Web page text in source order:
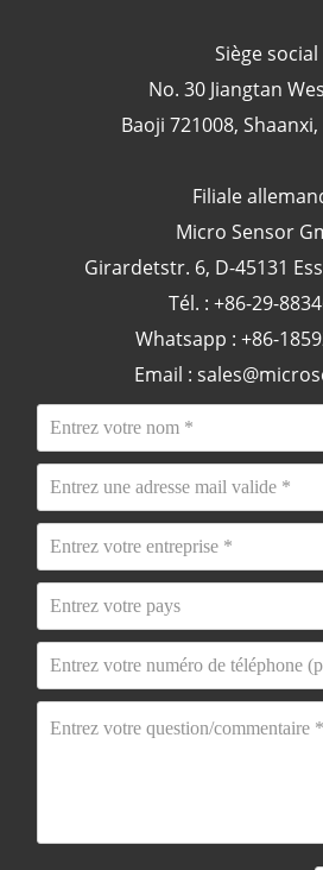
Siège social
No. 30 Jiangtan
Baoji 721008, Shaanxi,
Filiale
Micro Sensor
Girardetstr. 6, D-45131
Tél. : +86-29-
Whatsapp : +86-
Email :